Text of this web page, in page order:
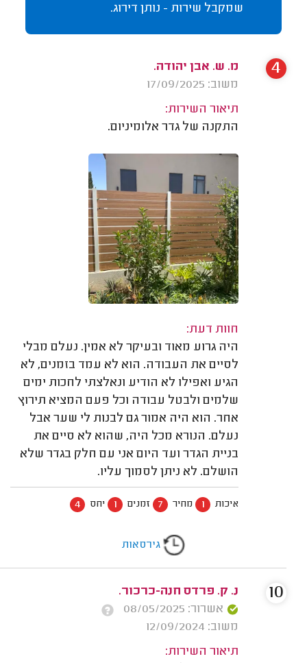
שמקבל שירות - נותן דירוג.
מ. ש. אבן יהודה.
משוב: 17/09/2025
תיאור השירות:
התקנה של גדר אלומיניום.
חוות דעת:
היה גרוע מאוד ובעיקר לא אמין. נעלם מבלי
לסיים את העבודה. הוא לא עמד בזמנים, לא
הגיע ואפילו לא הודיע ונאלצתי לחכות ימים
שלמים ולבטל עבודה וכל פעם המציא תירוץ
אחר. הוא היה אמור גם לבנות לי שער אבל
נעלם. הנורא מכל היה, שהוא לא סיים את
בניית הגדר ועד היום אני עם חלק בגדר שלא
הושלם. לא ניתן לסמוך עליו.
איכות 1 מחיר 7 זמנים 1 יחס 4
4
גירסאות
נ. ק. פרדס חנה-כרכור.
אשרור: 08/05/2025
משוב: 12/09/2024
תיאור השירות:
10